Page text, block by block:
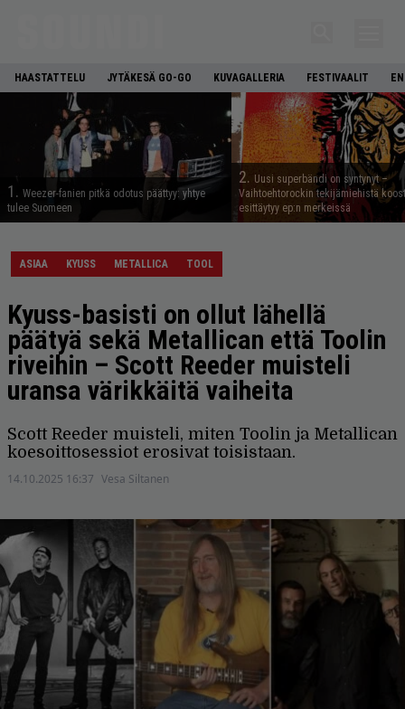
HAASTATTELU JYTÄKESÄ GO-GO KUVAGALLERIA FESTIVAALIT
1. Weezer-fanien pitkä odotus päättyy: yhtye
tulee Suomeen
2. Uusi superbändi on syntynyt –
Vaihtoehtorockin tekijämiehistä
esittäytyy ep:n merkeissä
ASIAA KYUSS METALLICA TOOL
Kyuss-basisti on ollut lähellä
päätyä sekä Metallican että Toolin
riveihin – Scott Reeder muisteli
uransa värikkäitä vaiheita
Scott Reeder muisteli, miten Toolin ja Metallican
koesoittosessiot erosivat toisistaan.
14.10.2025 16:37 Vesa Siltanen